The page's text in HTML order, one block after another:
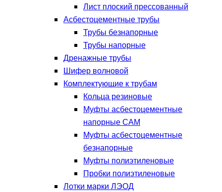
Лист плоский прессованный
Асбестоцементные трубы
Трубы безнапорные
Трубы напорные
Дренажные трубы
Шифер волновой
Комплектующие к трубам
Кольца резиновые
Муфты асбестоцементные
напорные САМ
Муфты асбестоцементные
безнапорные
Муфты полиэтиленовые
Пробки полиэтиленовые
Лотки марки ЛЭОД